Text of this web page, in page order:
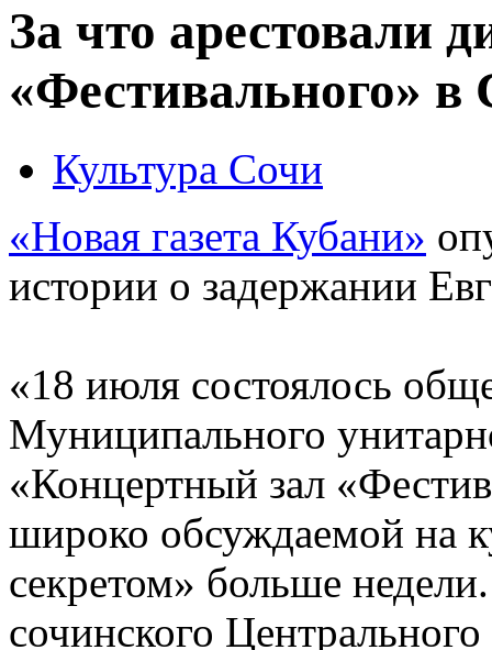
За что арестовали
«Фестивального»
Культура Сочи
«Новая газета Кубани»
истории о задержании
«18 июля состоялось
Муниципального
«Концертный зал
широко обсуждаемой на
секретом» больше
сочинского